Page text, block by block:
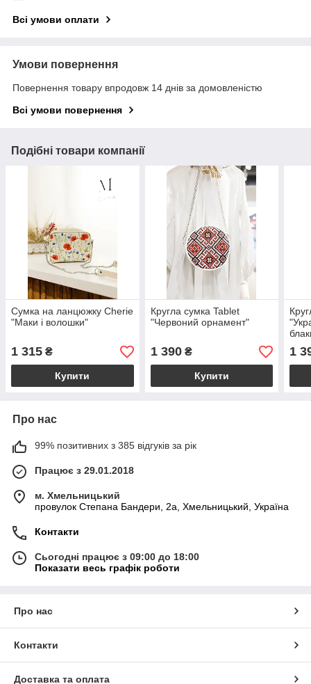
Всі умови оплати
Умови повернення
Повернення товару впродовж 14 днів за домовленістю
Всі умови повернення
Подібні товари компанії
Сумка на ланцюжку Cherie
"Маки і волошки"
1 315 ₴
Купити
Кругла сумка Tablet
"Червоний орнамент"
1 390₴
Купити
1
Про нас
99% позитивних з 385 відгуків за рік
Працює з 29.01.2018
м. Хмельницький
провулок Степана Бандери, 2a, Хмельницький, Україна
Контакти
Сьогодні працює з 09:00 до 18:00
Показати весь графік роботи
Про нас
Контакти
Доставка та оплата